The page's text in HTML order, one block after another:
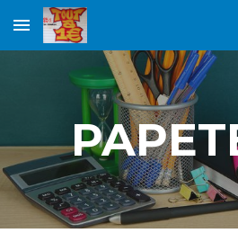
Skip to main content